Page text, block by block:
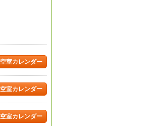
空室カレンダー
空室カレンダー
空室カレンダー